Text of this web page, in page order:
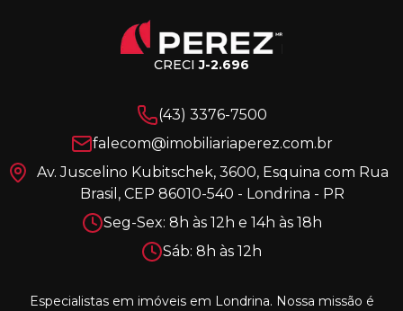
CRECIJ-2.696
(43) 3376-7500
falecom@imobiliariaperez.com.br
Av. Juscelino Kubitschek, 3600, Esquina com Rua
Brasil, CEP 86010-540 - Londrina - PR
Seg-Sex: 8h às 12h e 14h às 18h
Sáb: 8h às 12h
Especialistas em imóveis em Londrina. Nossa missão é